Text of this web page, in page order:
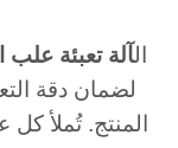
الآلة تعبئة علب
لضمان دقة
المنتج. تُملأ